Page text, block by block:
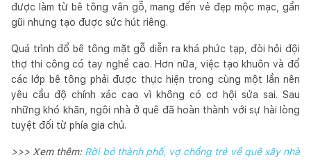
được làm từ bê tông vân gỗ, mang đến vẻ đẹp mộc mạc, gần
gũi nhưng tạo được sức hút riêng.
Quá trình đổ bê tông mặt gỗ diễn ra khá phức tạp, đòi hỏi đội
thợ thi công có tay nghề cao. Hơn nữa, việc tạo khuôn và đổ
các lớp bê tông phải được thực hiện trong cùng một lần nên
yêu cầu độ chính xác cao vì không có cơ hội sửa sai. Sau
những khó khăn, ngôi nhà ở quê đã hoàn thành với sự hài lòng
tuyệt đối từ phía gia chủ.
>>> Xem thêm: Rời bỏ thành phố, vợ chồng trẻ về quê xây nhà